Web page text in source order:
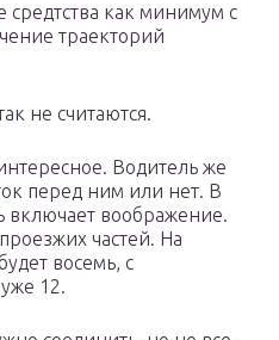
средтства как минимум с
траекторий
не считаются.
Водитель же
перед ним или нет. В
включает воображение.
частей. На
восемь, с
12.